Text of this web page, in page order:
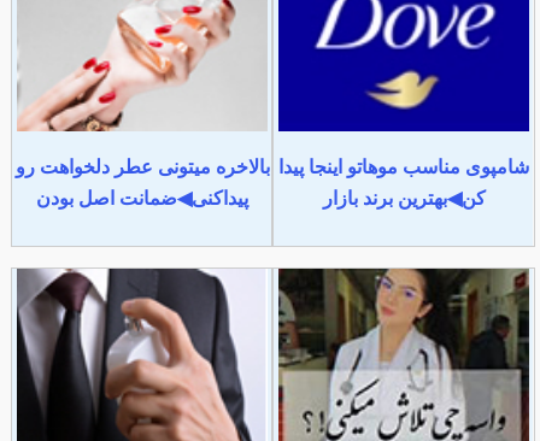
شامپوی مناسب موهاتو اینجا پیدا
کن◀بهترین برند بازار
بالاخره میتونی عطر دلخواهت رو
پیداکنی◀ضمانت اصل بودن